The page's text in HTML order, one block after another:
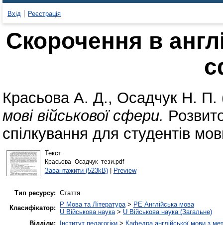
Вхід Реєстрація
Скорочення в
Красьова А. Д., Осадчук Н. П.
мові військової сфери.
спілкування для студентів
Текст
Красьова_Осадчук_тези.pdf
Завантажити (523kB)| Preview
Тип ресурсу: Стаття
Класифікатор:
P Мова та Література> PE Англійська мова
U Військова наука> U Військова наука (Загальне)
Відділи:
Інститут педагогіки > Кафедра англійської мови з